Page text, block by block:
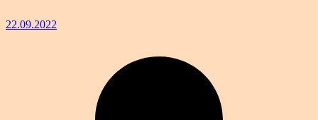
22.09.2022